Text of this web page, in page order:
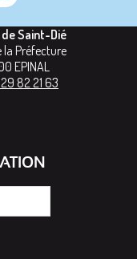
de Saint-Dié
la Préfecture
EPINAL
82 21 63